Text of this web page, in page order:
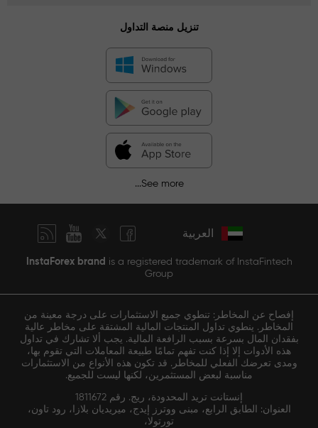
تنزيل منصة التداول
See more...
العربية
InstaForex brand is a registered trademark of InstaFintech
Group
إفصاح عن المخاطر: تنطوي جميع الاستثمارات على درجة معينة من
المخاطر. ينطوي تداول المنتجات المالية المشتقة على مخاطر عالية
بفقدان المال بسرعة بسبب الرافعة المالية. يجب ألا تشارك في تداول
هذه الأدوات إلا إذا كنت تفهم تمامًا طبيعة المعاملات التي تقوم بها،
ومدى تعرضك الفعلي للمخاطر. قد تكون هذه الأنواع من الاستثمارات
مناسبة لبعض المستثمرين، لكنها ليست للجميع.
إنستانت تريد المحدودة، ريج. رقم 1811672
العنوان: الطابق الرابع، مبنى ووترز إيدج، ميريديان بلازا، رود تاون،
تورتولا،